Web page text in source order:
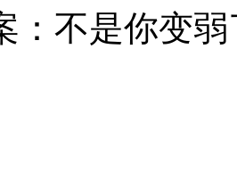
：不是你变